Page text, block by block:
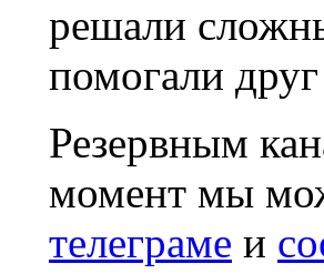
решали
помогали
Резервным
момент мы
телеграме и